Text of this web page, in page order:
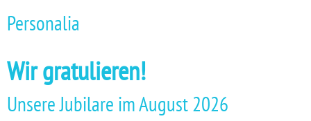
Personalia
Wir gratulieren!
Unsere Jubilare im August 2026